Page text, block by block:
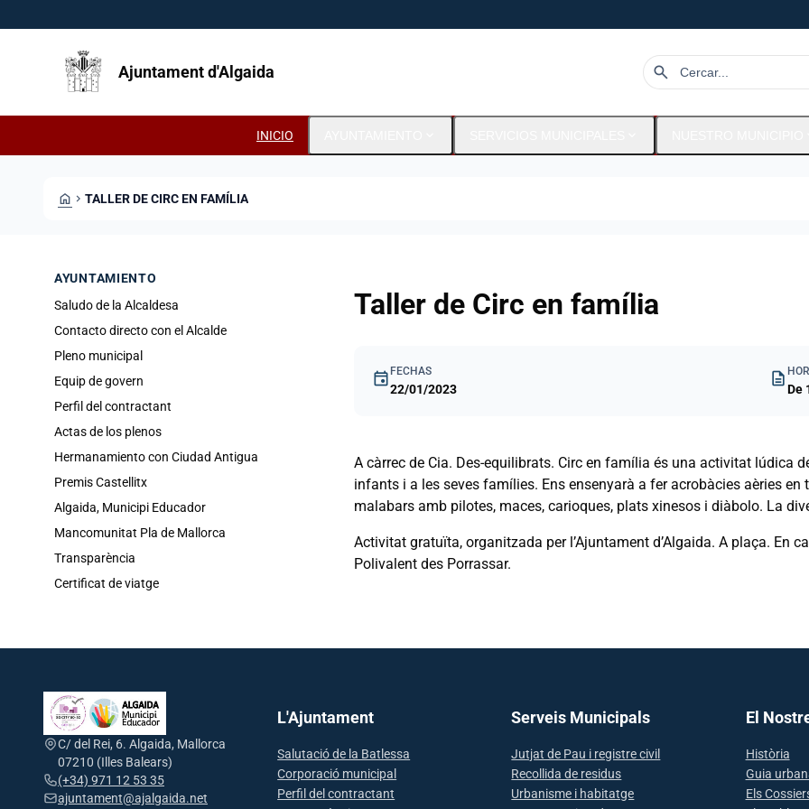
Ajuntament d'Algaida search
INICIO
HOME CHEVRON_RIGHT TALLER DE CIRC EN FAMÍLIA
AYUNTAMIENTO
Saludo de la Alcaldesa
Contacto directo con el Alcalde
Pleno municipal
Equip de govern
Perfil del contractant
Actas de los plenos
Hermanamiento con Ciudad Antigua
Premis Castellitx
Algaida, Municipi Educador
Mancomunitat Pla de Mallorca
Transparència
Certificat de viatge
Taller de Circ en família
event FECHAS
22/01/2023 descriptionDe
A càrrec de Cia. Des-equilibrats. Circ en família és una activitat lúdica
infants i a les seves famílies. Ens ensenyarà a fer acrobàcies aèries
malabars amb pilotes, maces, carioques, plats xinesos i diàbolo. La
Activitat gratuïta, organitzada per l’Ajuntament d’Algaida. A plaça. En
Polivalent des Porrassar.
C/ del Rei, 6. Algaida, Mallorca
07210 (Illes Balears)
(+34) 971 12 53 35
ajuntament@ajalgaida.net
L'Ajuntament
Salutació de la Batlessa
Corporació municipal
Perfil del contractant
Serveis Municipals
Jutjat de Pau i registre civil
Recollida de residus
Urbanisme i habitatge
El
Història
Guia
Els